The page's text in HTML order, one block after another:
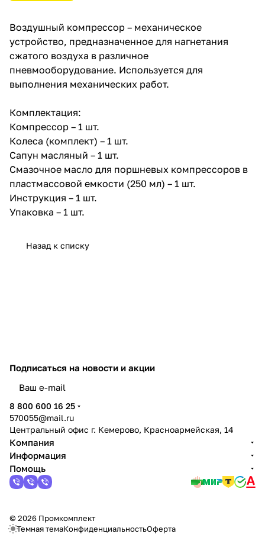
Воздушный компрессор – механическое
устройство, предназначенное для нагнетания
сжатого воздуха в различное
пневмооборудование. Используется для
выполнения механических работ.
Комплектация:
Компрессор – 1 шт.
Колеса (комплект) – 1 шт.
Сапун масляный – 1 шт.
Смазочное масло для поршневых компрессоров в
пластмассовой емкости (250 мл) – 1 шт.
Инструкция – 1 шт.
Упаковка – 1 шт.
Назад к списку
Подписаться на новости и акции
8 800 600 16 25
570055@mail.ru
Центральный офис г. Кемерово, Красноармейская, 14
Компания
Информация
Помощь
© 2026 Промкомплект
Темная темаКонфиденциальностьОферта